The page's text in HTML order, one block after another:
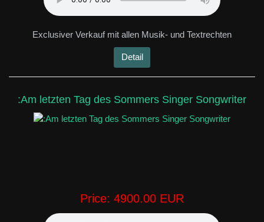
Exclusiver Verkauf mit allen Musik- und Textrechten
Detail
:Am letzten Tag des Sommers Singer Songwriter
Price: 4900.00 EUR